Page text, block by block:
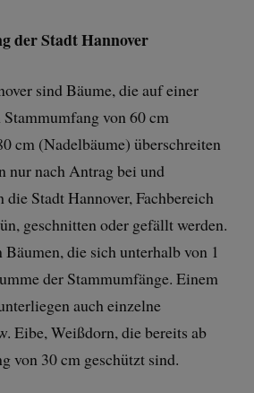
der Stadt Hannover
sind Bäume, die auf einer
von 60 cm
cm (Nadelbäume) überschreiten
nur nach Antrag bei und
Stadt Hannover, Fachbereich
geschnitten oder gefällt werden.
die sich unterhalb von 1
der Stammumfänge. Einem
auch einzelne
Eibe, Weißdorn, die bereits ab
von 30 cm geschützt sind.